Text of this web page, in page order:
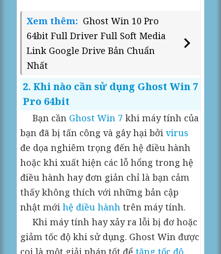
Xem thêm: Ghost Win 10 Pro
64bit Full Driver Full Soft Media
Link Google Drive Bản Chuẩn
Nhất
2. Khi nào cần sử dụng Ghost Win 7
Pro 64bit
Bạn cần Ghost Win 7 khi máy tính của
bạn đã bị tấn công và gây hại bởivirus
đe dọa nghiêm trọng đến hệ điều hành
hoặc khi xuất hiện các lỗ hổng trong hệ
điều hành hay đơn giản chỉ là bạn cảm
thấy không thích với những bản cập
nhật mớihệ điều hành trên máy tính.
Khi máy tính hay xảy ra lỗi bị đơ hoặc
giảm tốc độ khi sử dụng. Ghost Win được